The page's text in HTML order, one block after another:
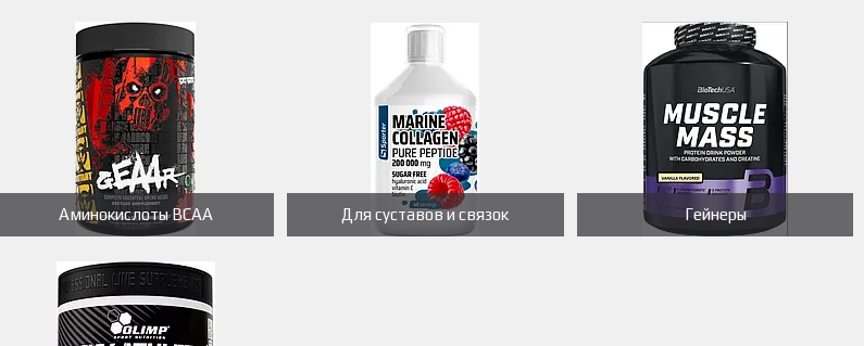
Аминокислоты BCAA Для суставов и связок Гейнеры